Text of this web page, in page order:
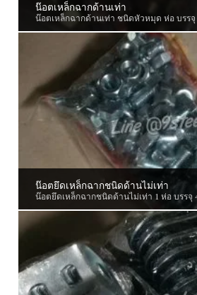
น๊อตเหล็กฉากด้านเท่า
น๊อตเหล็กฉากด้านเท่า ชนิดหัวหมุด ห่อ บรรจุ
น๊อตยึดเหล็กฉากชนิดด้านไม่เท่า
น๊อตยึดเหล็กฉากชนิดด้านไม่เท่า 1 ห่อ บรรจุ